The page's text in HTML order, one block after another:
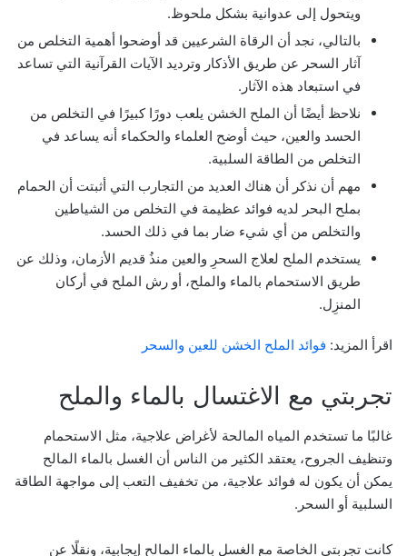
ويتحول إلى عدوانية بشكل ملحوظ.
بالتالي، نجد أن الرقاة الشرعيين قد أوضحوا أهمية التخلص من
آثار السحر عن طريق الأذكار وترديد الآيات القرآنية التي تساعد
في استبعاد هذه الآثار.
نلاحظ أيضًا أن الملح الخشن يلعب دورًا كبيرًا في التخلص من
الحسد والعين، حيث أوضح العلماء والحكماء أنه يساعد في
التخلص من الطاقة السلبية.
مهم أن نذكر أن هناك العديد من التجارب التي أثبتت أن الحمام
بملح البحر لديه فوائد عظيمة في التخلص من الشياطين
والتخلص من أي شيء ضار بما في ذلك الحسد.
يستخدم الملح لعلاج السحرِ والعين منذُ قديم الأزمان، وذلك عن
طريق الاستحمام بالماء والملح، أو رش الملح في أركان
المنزِل.
اقرأ المزيد: فوائد الملح الخشن للعين والسحر
تجربتي مع الاغتسال بالماء والملح
غالبًا ما تستخدم المياه المالحة لأغراض علاجية، مثل الاستحمام
وتنظيف الجروح، يعتقد الكثير من الناس أن الغسل بالماء المالح
يمكن أن يكون له فوائد علاجية، من تخفيف التعب إلى مواجهة الطاقة
السلبية أو السحر.
كانت تجربتي الخاصة مع الغسل بالماء المالح إيجابية، ونقلًا عن